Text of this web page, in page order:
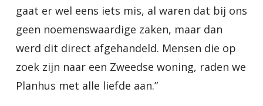
gaat er wel eens iets mis, al waren dat bij ons
geen noemenswaardige zaken, maar dan
werd dit direct afgehandeld. Mensen die op
zoek zijn naar een Zweedse woning, raden we
Planhus met alle liefde aan.”